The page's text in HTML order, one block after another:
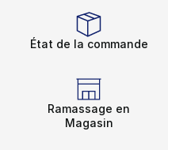
État de la commande
Ramassage en
Magasin